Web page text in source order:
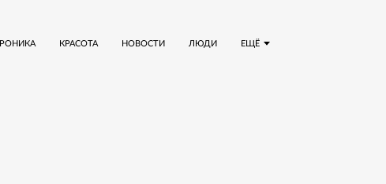
ЕЩЁ
КРАСОТА НОВОСТИ ЛЮДИ